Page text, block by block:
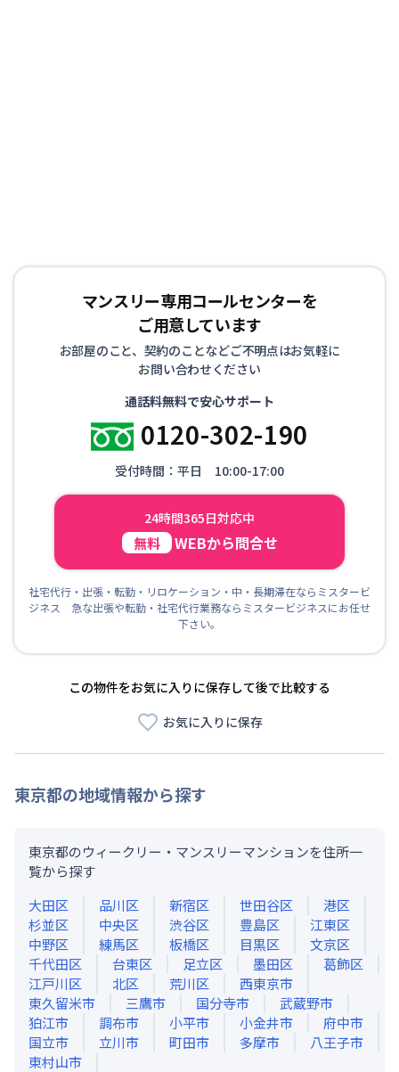
マンスリー専用コールセンターを
ご用意しています
お部屋のこと、契約のことなどご不明点はお気軽に
お問い合わせください
通話料無料で安心サポート
0120-302-190
受付時間：平日 10:00-17:00
24時間365日対応中
無料 WEBから問合せ
社宅代行・出張・転勤・リロケーション・中・長期滞在ならミスタービ
ジネス 急な出張や転勤・社宅代行業務ならミスタービジネスにお任せ
下さい。
この物件をお気に入りに保存して後で比較する
お気に入りに保存
東京都の地域情報から探す
東京都のウィークリー・マンスリーマンションを住所一
覧から探す
大田区
品川区 新宿区 世田谷区
港区
杉並区
中央区 渋谷区 豊島区
江東区
中野区
練馬区 板橋区 目黒区
文京区
千代田区
台東区 足立区 墨田区
葛飾区
江戸川区
北区 荒川区
西東京市
東久留米市
三鷹市 国分寺市
武蔵野市
狛江市
調布市 小平市 小金井市
府中市
国立市
立川市 町田市 多摩市
八王子市
東村山市